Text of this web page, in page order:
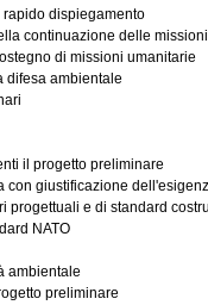
dispiegamento
continuazione delle missioni
di missioni umanitarie
difesa ambientale
il progetto preliminare
con giustificazione
progettuali e di standard
NATO
ambientale
preliminare